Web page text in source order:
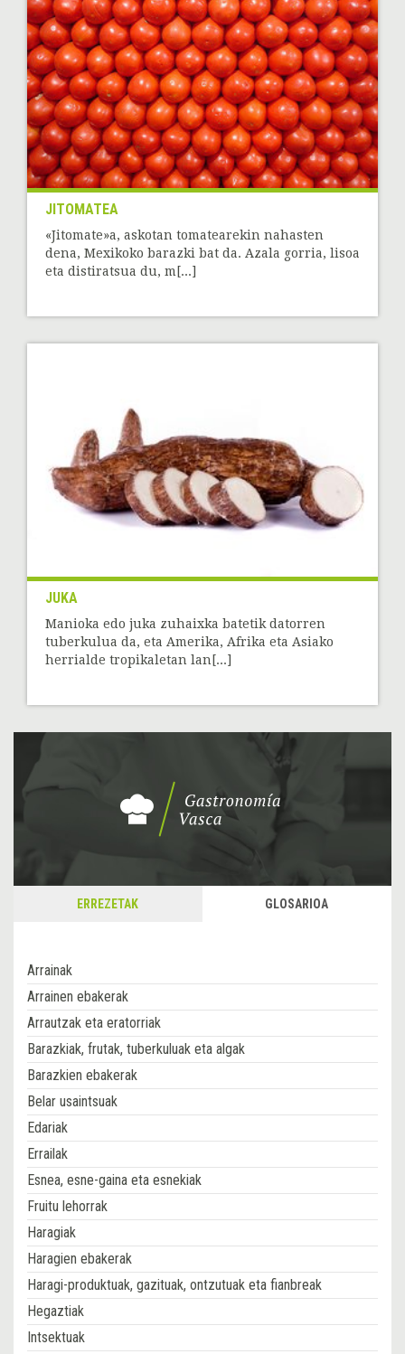
JITOMATEA
«Jitomate»a, askotan tomatearekin nahasten
dena, Mexikoko barazki bat da. Azala gorria, lisoa
eta distiratsua du, m[...]
JUKA
Manioka edo juka zuhaixka batetik datorren
tuberkulua da, eta Amerika, Afrika eta Asiako
herrialde tropikaletan lan[...]
ERREZETAK GLOSARIOA
Arrainak
Arrainen ebakerak
Arrautzak eta eratorriak
Barazkiak, frutak, tuberkuluak eta algak
Barazkien ebakerak
Belar usaintsuak
Edariak
Errailak
Esnea, esne-gaina eta esnekiak
Fruitu lehorrak
Haragiak
Haragien ebakerak
Haragi-produktuak, gazituak, ontzutuak eta fianbreak
Hegaztiak
Intsektuak